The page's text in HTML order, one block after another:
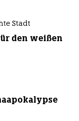
Stadt
den weißen